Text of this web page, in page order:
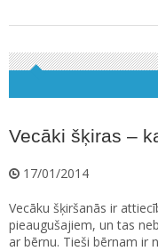
Vecāki šķiras –
17/01/2014
Vecāku šķiršanās ir
pieaugušajiem, un tas
ar bērnu. Tieši bērnam ir